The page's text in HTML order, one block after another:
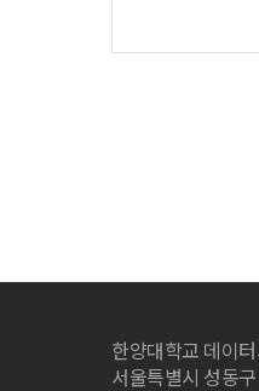
한양대학교 데이
서울특별시 성동